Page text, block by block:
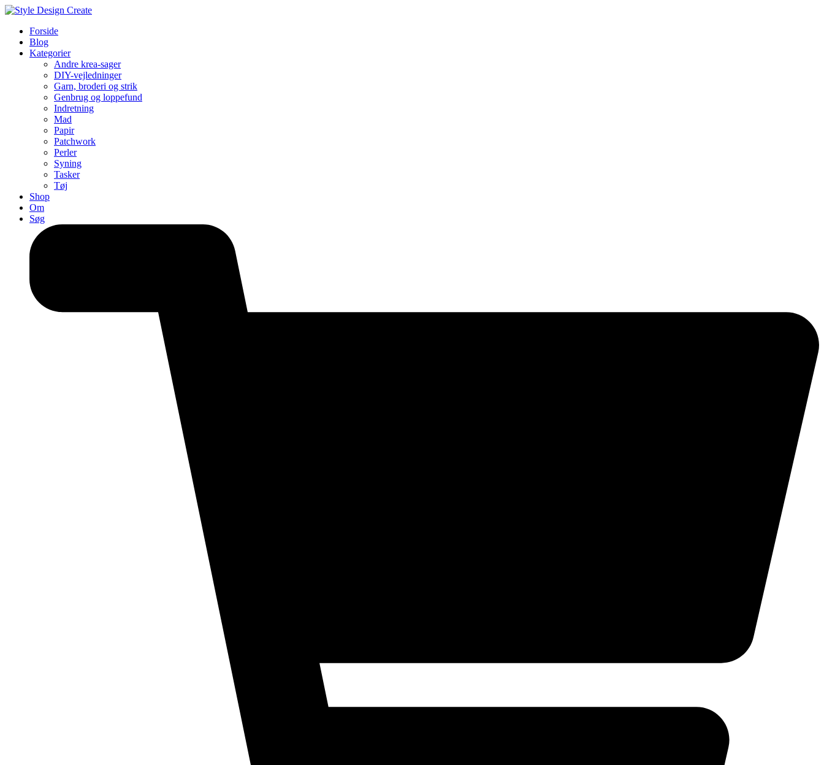
Forside
Blog
Kategorier
Andre krea-sager
DIY-vejledninger
Garn, broderi og strik
Genbrug og loppefund
Indretning
Mad
Papir
Patchwork
Perler
Syning
Tasker
Tøj
Shop
Om
Søg